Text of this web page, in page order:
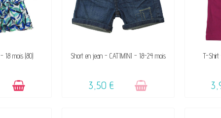
18 mois (80)
VENDU, VICTIME DE SON SUCCÈS
Short en jean - CATIMINI - 18-24 mois
3,50 €
VENDU,
T-